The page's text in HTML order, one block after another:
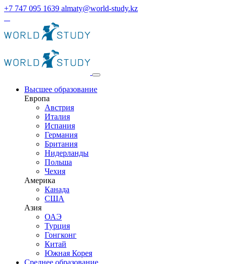
+7 747 095 1639 almaty@world-study.kz
Высшее образование
Европа
Австрия
Италия
Испания
Германия
Британия
Нидерланды
Польша
Чехия
Америка
Канада
США
Азия
ОАЭ
Турция
Гонгконг
Китай
Южная Корея
Среднее образование